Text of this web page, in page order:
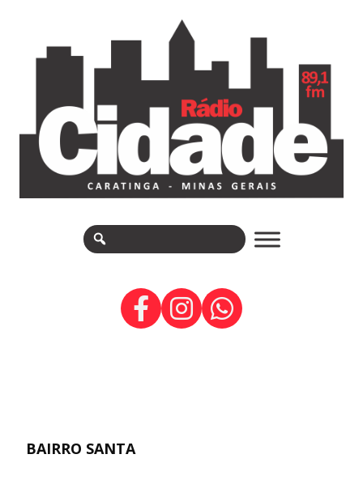
BAIRRO SANTA